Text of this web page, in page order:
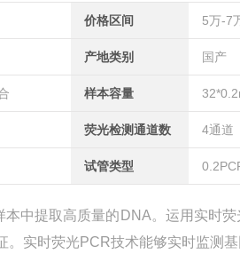
价格区间 5万-7
产地类别 国产
样本容量
荧光检测通道数 4通道
试管类型
中提取高质量的DNA。运用实时
实时荧光PCR技术能够实时监测